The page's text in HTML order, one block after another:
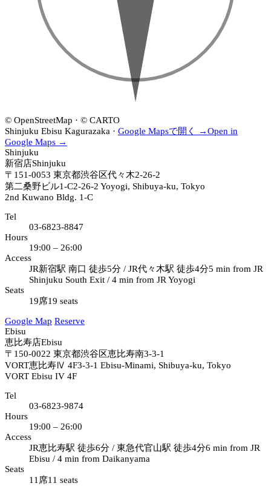
新
宿
店
19:00–
26:00
EBISU
恵
比
·
19:00–
26:00
© OpenStreetMap · © CARTO
Shinjuku Ebisu Kagurazaka · Google Mapsで開く →Open in
Google Maps →
Shinjuku
新宿店Shinjuku
〒151-0053 東京都渋谷区代々木2-26-2
第二桑野ビル1-C2-26-2 Yoyogi, Shibuya-ku, Tokyo
2nd Kuwano Bldg. 1-C
Tel
03-6823-8847
Hours
19:00 – 26:00
Access
JR新宿駅 南口 徒歩5分 / JR代々木駅 徒歩4分5 min from JR
Shinjuku South Exit / 4 min from JR Yoyogi
Seats
19席19 seats
Google Map Reserve
Ebisu
恵比寿店Ebisu
〒150-0022 東京都渋谷区恵比寿南3-3-1
VORT恵比寿Ⅳ 4F3-3-1 Ebisu-Minami, Shibuya-ku, Tokyo
VORT Ebisu IV 4F
Tel
03-6823-9874
Hours
19:00 – 26:00
Access
JR恵比寿駅 徒歩6分 / 東急代官山駅 徒歩4分6 min from JR
Ebisu / 4 min from Daikanyama
Seats
11席11 seats